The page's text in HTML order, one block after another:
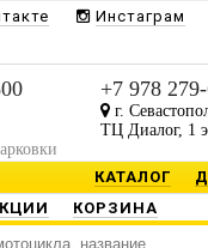
Инстаграм
+7 978
г.
ТЦ Диалог, 1
КАТАЛОГ
КОРЗИНА